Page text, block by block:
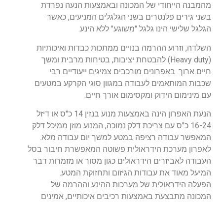
מהמבנה הייחודי של המכונה ובאמצעות הנעה נפרדת
בשני גירים פלנטרים בשני הגלגלים המניעים, כאשר
הגלגל שלישי הינו גלגל "משוגע" ללא הינע.
השלדה, וזרוע ההרמה בנויים ממתכות כבדות ואיכותיות
(Heavy duty) להבטחת יציבות, בטיחות מרבית ומשך
חיים ארוך. באפרונים מורכבים צמיגים ייעודיים רבי
שכבות המותאמים לעבודה במגוון סוגי הקרקע במטעים
עם מינימום הידוק ומקסימום אורך חיים.
הנעת האפרון הינה באמצעות מנוע בנזין 14 כ"ס או דיזל
16-24 כ"ס עם צריכת דלק נמוכה, המנוע מוזן ממיכל דלק
המאפשר עבודה רציפה במטע למשך יום עבודה מלא.
לאפרון מערכת הידראולית פשוטה המאפשרת חיבור בסל
העבודה לאביזרים הידראולים כגון מסור או מזמרות דבר
המיעל מאוד את עבודות הגיזום ותחזוקת המטע.
הפעלה הידראולית של מערכות ההינע וההרמה של
המכונה מתבצעת באמצעות רכיבים איכותיים, אמינים